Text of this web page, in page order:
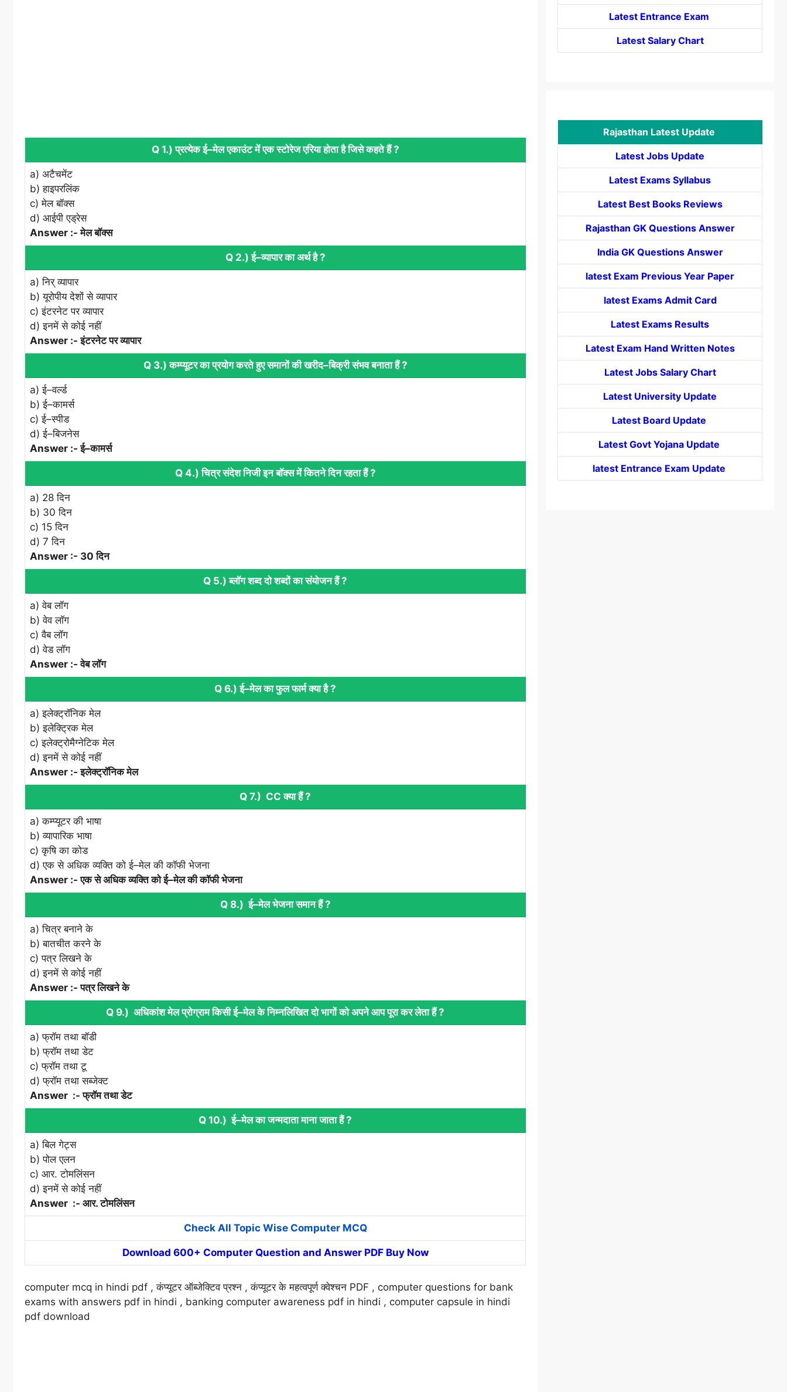
Q 1.) प्रत्‍येक ई–मेल एकाउंट में एक स्‍टोरेज एरिया होता है जिसे कहते हैं ?
a) अटैचमेंट
b) हाइपरलिंक
c) मेल बॉक्‍स
d) आईपी एड्रेस
Answer :- मेल बॉक्‍स
Q 2.) ई–व्‍यापार का अर्थ है ?
a) निर् व्‍यापार
b) यूरोपीय देशों से व्‍यापार
c) इंटरनेट पर व्‍यापार
d) इनमें से कोई नहीं
Answer :- इंटरनेट पर व्‍यापार
Q 3.) कम्‍प्‍यूटर का प्रयोग करते हुए समानों की खरीद–बिक्री संभव बनाता हैं ?
a) ई–वर्ल्‍ड
b) ई–कामर्स
c) ई–स्‍पीड
d) ई–बिजनेस
Answer :- ई–कामर्स
Q 4.) चित्र संदेश निजी इन बॉक्‍स में कितने दिन रहता हैं ?
a) 28 दिन
b) 30 दिन
c) 15 दिन
d) 7 दिन
Answer :- 30 दिन
Q 5.) ब्‍लॉग शब्‍द दो शब्‍दों का संयोजन हैं ?
a) वेब लॉग
b) वेव लॉग
c) वैब लॉग
d) वेड लॉग
Answer :- वेब लॉग
Q 6.) ई–मेल का फुल फार्म क्‍या है ?
a) इलेक्‍ट्रॉनिक मेल
b) इलेक्ट्रिक मेल
c) इलेक्‍ट्रोमैग्‍नेटिक मेल
d) इनमें से कोई नहीं
Answer :- इलेक्‍ट्रॉनिक मेल
Q 7.) CC क्‍या हैं ?
a) कम्‍प्‍यूटर की भाषा
b) व्‍यापारिक भाषा
c) कृषि का कोड
d) एक से अधिक व्‍यक्ति को ई–मेल की कॉफी भेजना
Answer :- एक से अधिक व्‍यक्ति को ई–मेल की कॉफी भेजना
Q 8.) ई–मेल भेजना समान हैं ?
a) चित्र बनाने के
b) बातचीत करने के
c) पत्र लिखने के
d) इनमें से कोई नहीं
Answer :- पत्र लिखने के
Q 9.) अधिकांश मेल प्रोग्राम किसी ई–मेल के निम्‍नलिखित दो भागों को अपने आप पूरा कर लेता हैं ?
a) फ्रॉम तथा बॉडी
b) फ्रॉम तथा डेट
c) फ्रॉम तथा टू
d) फ्रॉम तथा सब्‍जेक्‍ट
Answer :- फ्रॉम तथा डेट
Q 10.) ई–मेल का जन्‍मदाता माना जाता हैं ?
a) बिल गेट्स
b) पोल एलन
c) आर. टोमलिंसन
d) इनमें से कोई नहीं
Answer :- आर. टोमलिंसन
Check All Topic Wise Computer MCQ
Download 600+ Computer Question and Answer PDF Buy Now
computer mcq in hindi pdf , कंप्यूटर ऑब्जेक्टिव प्रश्न , कंप्यूटर के महत्वपूर्ण क्वेश्चन PDF , computer questions for bank
exams with answers pdf in hindi , banking computer awareness pdf in hindi , computer capsule in hindi
pdf download
Latest Entrance Exam
Latest Salary Chart
Rajasthan Latest Update
Latest Jobs Update
Latest Exams Syllabus
Latest Best Books Reviews
Rajasthan GK Questions Answer
India GK Questions Answer
latest Exam Previous Year Paper
latest Exams Admit Card
Latest Exams Results
Latest Exam Hand Written Notes
Latest Jobs Salary Chart
Latest University Update
Latest Board Update
Latest Govt YojanaUpdate
latest Entrance Exam Update